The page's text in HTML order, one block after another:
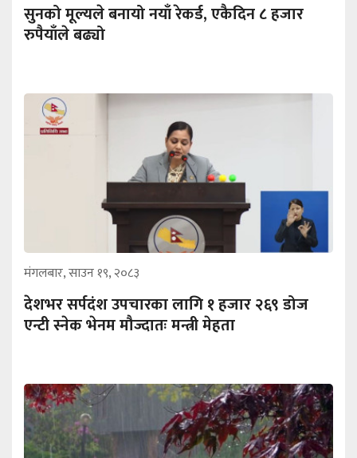
सुनको मूल्यले बनायो नयाँ रेकर्ड, एकैदिन ८ हजार
रुपैयाँले बढ्यो
मंगलबार, साउन १९, २०८३
देशभर सर्पदंश उपचारका लागि १ हजार २६९ डोज
एन्टी स्नेक भेनम मौज्दातः मन्त्री मेहता